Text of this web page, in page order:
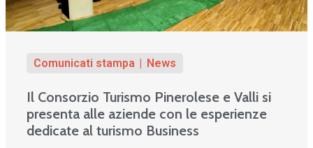
Comunicati stampa News
Il Consorzio Turismo Pinerolese e Valli si
presenta alle aziende con le esperienze
dedicate al turismo Business